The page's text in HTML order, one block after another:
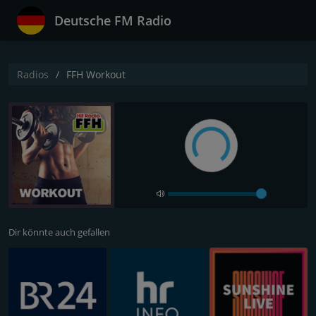
Deutsche FM Radio
Radios FFH Workout
Dir könnte auch gefallen